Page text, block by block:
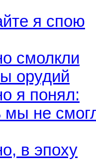
я спою
смолкли
орудий
я понял:
мы не
в эпоху